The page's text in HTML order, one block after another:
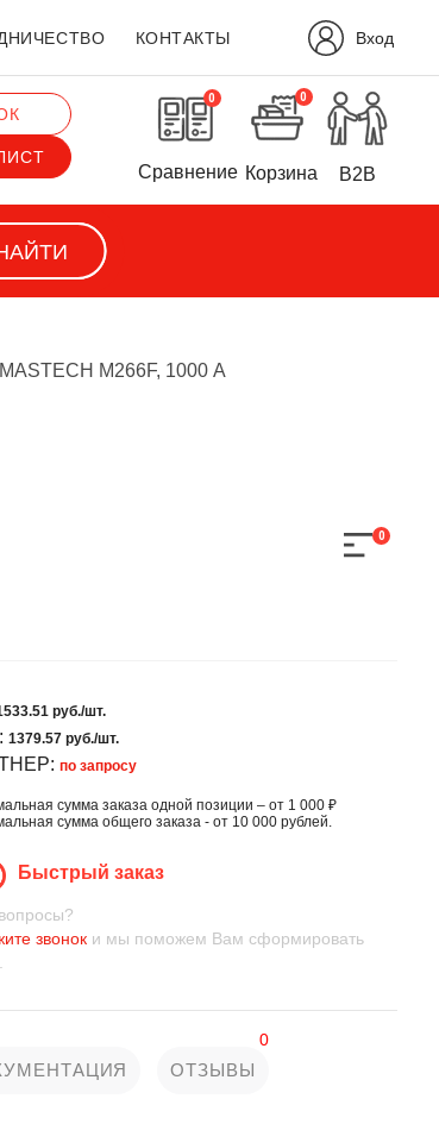
КОНТАКТЫ Вход
0
Сравнение
0
Корзина B2B
M266F, 1000 А
0
руб./шт.
1379.57 руб./шт.
по запросу
сумма заказа одной позиции – от 1 000 ₽
сумма общего заказа - от 10 000 рублей.
Быстрый заказ
звоноки мы поможем Вам сформировать
ОТЗЫВЫ
0